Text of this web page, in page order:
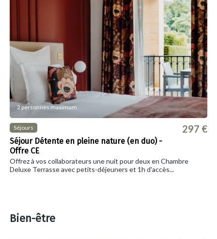
2 personnes maximum
Séjours
Séjour Détente en pleine nature (en duo) -
Offre CE
297 €
Offrez à vos collaborateurs une nuit pour deux en Chambre
Deluxe Terrasse avec petits-déjeuners et 1h d'accès...
Bien-être